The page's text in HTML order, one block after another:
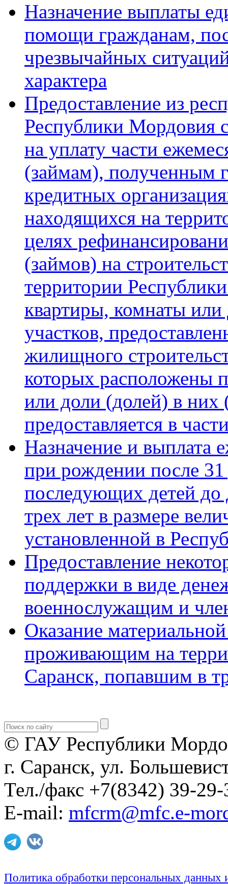
Назначение выплаты
помощи гражданам,
чрезвычайных
характера
Предоставление из
Республики Мордовия
на уплату части
(займам), полученным
кредитных
находящихся на
целях
(займов) на
территории
квартиры, комнаты
участков,
жилищного
которых расположены
или доли (долей) в них
предоставляется в
Назначение и выплата
при рождении после 31
последующих детей до
трех лет в размере
установленной в
Предоставление
поддержки в виде
военнослужащим и
Оказание
проживающим на
Саранск, попавшим в
© ГАУ Республики
г. Саранск, ул.
Тел./факс +7(8342) 39-29-
E-mail: mfcrm@mfc.e-
Политика обработки персональных